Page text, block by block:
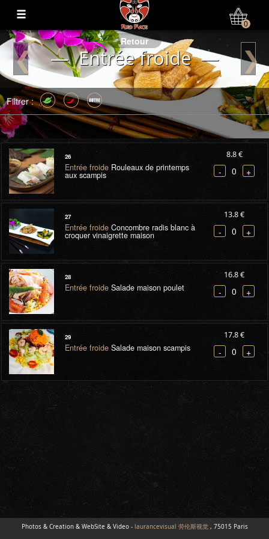
Mon Compte
0
Retour
— Entrée froide —
❮ ❯
Filtrer :
26
Entrée froideRouleaux de printemps
aux scampis
8.8 €
- 0 +
27
Entrée froideConcombre radis blanc à
croquer vinaigrette maison
13.8 €
- 0 +
28
Entrée froideSalade maison poulet
16.8 €
- 0 +
29
Entrée froideSalade maison scampis
17.8 €
- 0 +
Photos & Creation & WebSite & Video - laurancevisual 劳伦斯视觉, 75015 Paris